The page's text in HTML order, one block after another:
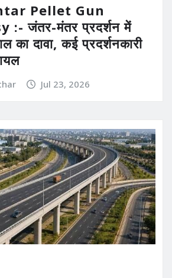
Pellet Gun
जंतर-मंतर प्रदर्शन में
का दावा, कई प्रदर्शनकारी
Jul 23, 2026